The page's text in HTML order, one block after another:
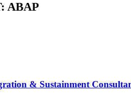
ABAP
& Sustainment